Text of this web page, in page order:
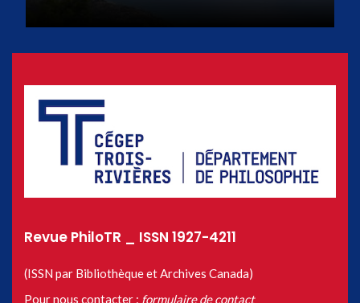
Revue PhiloTR _ ISSN 1927-4211
(ISSN par Bibliothèque et Archives Canada)
Pour nous contacter : formulaire de contact